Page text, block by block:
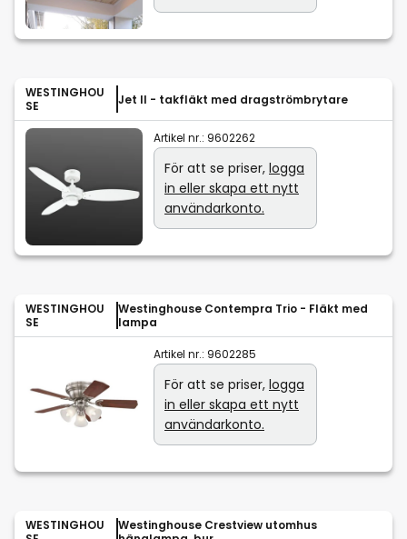
WESTINGHOU
SE
Jet II - takfläkt med dragströmbrytare
Artikel nr.: 9602262
För att se priser, logga
in eller skapa ett nytt
användarkonto.
WESTINGHOU
SE
Westinghouse Contempra Trio - Fläkt med
lampa
Artikel nr.: 9602285
För att se priser, logga
in eller skapa ett nytt
användarkonto.
WESTINGHOU
Westinghouse Crestview utomhus